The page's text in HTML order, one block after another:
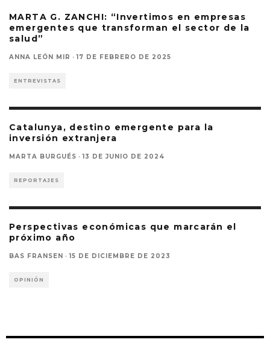
MARTA G. ZANCHI: “Invertimos en empresas
emergentes que transforman el sector de la
salud”
ANNA LEÓN MIR · 17 DE FEBRERO DE 2025
ENTREVISTAS
Catalunya, destino emergente para la
inversión extranjera
MARTA BURGUÉS · 13 DE JUNIO DE 2024
REPORTAJES
Perspectivas económicas que marcarán el
próximo año
BAS FRANSEN · 15 DE DICIEMBRE DE 2023
OPINIÓN